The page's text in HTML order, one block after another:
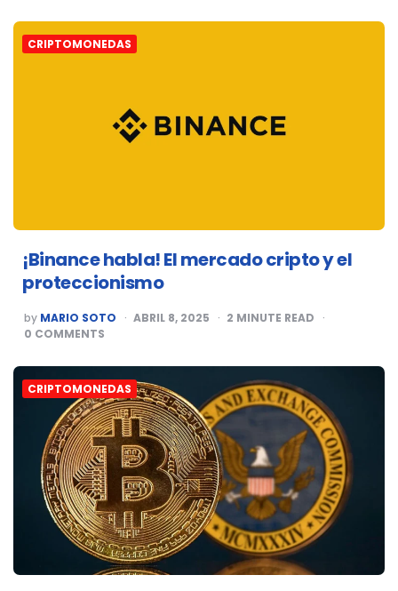
CRIPTOMONEDAS
¡Binance habla! El mercado cripto y el
proteccionismo
POSTED
BY
by MARIO SOTO ABRIL 8, 2025 2 MINUTE READ
0 COMMENTS
CRIPTOMONEDAS